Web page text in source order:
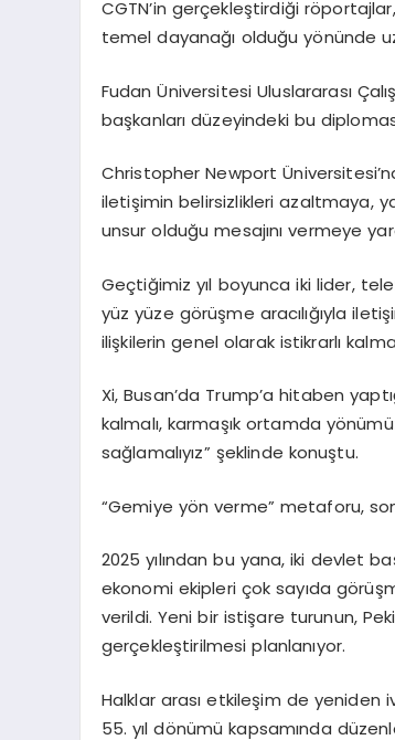
CGTN’in gerçekleştirdiği
temel dayanağı olduğu yönünde
Fudan Üniversitesi Uluslararası
başkanları düzeyindeki bu
Christopher Newport
iletişimin belirsizlikleri azaltmaya,
unsur olduğu mesajını vermeye
Geçtiğimiz yıl boyunca iki lider,
yüz yüze görüşme aracılığıyla
ilişkilerin genel olarak istikrarlı
Xi, Busan’da Trump’a hitaben
kalmalı, karmaşık ortamda
sağlamalıyız” şeklinde konuştu.
“Gemiye yön verme” metaforu,
2025 yılından bu yana, iki devlet
ekonomi ekipleri çok sayıda
verildi. Yeni bir istişare turunun,
gerçekleştirilmesi planlanıyor.
Halklar arası etkileşim de yeniden
55. yıl dönümü kapsamında